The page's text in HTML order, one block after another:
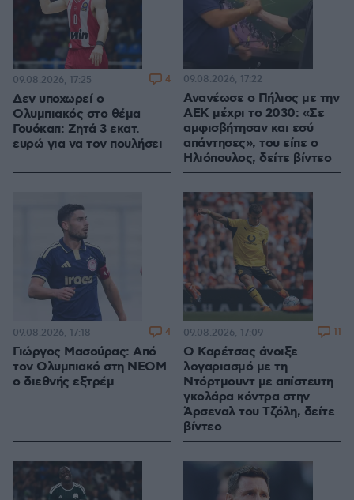
Δεν υποχωρεί ο
Ολυμπιακός στο θέμα
Γουόκαπ: Ζητά 3 εκατ.
ευρώ για να τον πουλήσει
09.08.2026, 17:25 4
Ανανέωσε ο Πήλιος με την
ΑΕΚ μέχρι το 2030: «Σε
αμφισβήτησαν και εσύ
απάντησες», του είπε ο
Ηλιόπουλος, δείτε βίντεο
09.08.2026, 17:22
Γιώργος Μασούρας: Από
τον Ολυμπιακό στη ΝΕΟΜ
ο διεθνής εξτρέμ
09.08.2026, 17:18 4
Ο Καρέτσας άνοιξε
λογαριασμό με τη
Ντόρτμουντ με απίστευτη
γκολάρα κόντρα στην
Άρσεναλ του Τζόλη, δείτε
βίντεο
09.08.2026, 17:09 11